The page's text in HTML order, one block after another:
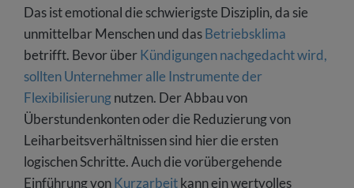
Das ist emotional die schwierigste Disziplin, da sie
unmittelbar Menschen und dasBetriebsklima
betrifft. Bevor überKündigungen nachgedacht wird,
sollten Unternehmer alle Instrumente der
Flexibilisierungnutzen. Der Abbau von
Überstundenkonten oder die Reduzierung von
Leiharbeitsverhältnissen sind hier die ersten
logischen Schritte. Auch die vorübergehende
Einführung vonKurzarbeitkann ein wertvolles